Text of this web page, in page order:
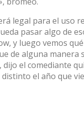
legal para el uso
pasar algo de
y luego vemos
de alguna manera
dijo el comediante
el año que